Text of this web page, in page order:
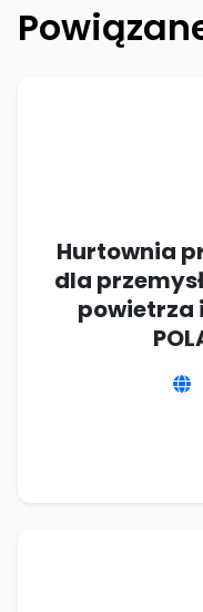
Hurtownia
dla
powietrza